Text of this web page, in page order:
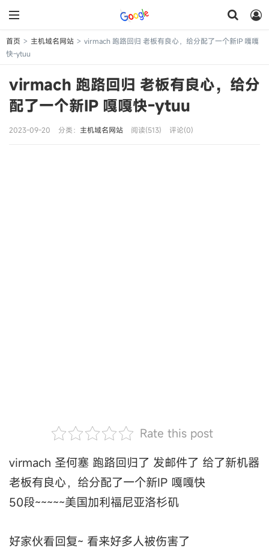
首页 > 主机域名网站 > virmach 跑路回归 老板有良心，给分配了一个新IP 嘎嘎
快-ytuu
virmach 跑路回归 老板有良心，给分
配了一个新IP 嘎嘎快-ytuu
2023-09-20 分类： 主机域名网站 阅读(513) 评论(0)
Rate this post
virmach 圣何塞 跑路回归了 发邮件了 给了新机器
老板有良心，给分配了一个新IP 嘎嘎快
50段~~~~~美国加利福尼亚洛杉矶
好家伙看回复~ 看来好多人被伤害了